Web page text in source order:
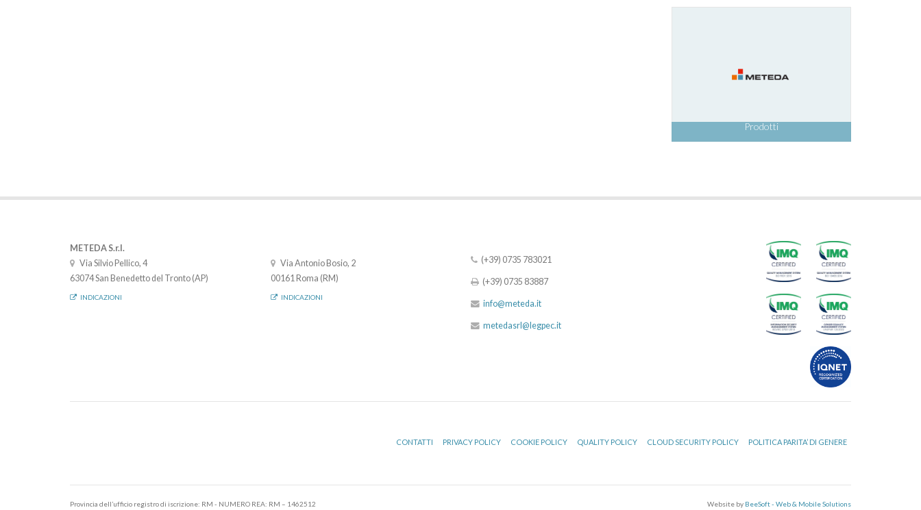
Prodotti
METEDA S.r.l.
Via Silvio Pellico, 4
63074 San Benedetto del Tronto (AP)
INDICAZIONI
Via Antonio Bosio, 2
00161 Roma (RM)
INDICAZIONI
(+39) 0735 783021
(+39) 0735 83887
info@meteda.it
metedasrl@legpec.it
CONTATTI PRIVACY POLICY COOKIE POLICY QUALITY POLICY CLOUD SECURITY POLICY POLITICA PARITA’ DI GENERE
Provincia dell’ufficio registro di iscrizione: RM - NUMERO REA: RM – 1462512
Website by BeeSoft - Web & Mobile Solutions